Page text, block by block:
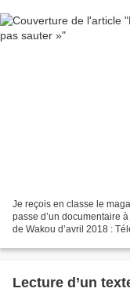
Je reçois en classe le
passe d’un documentaire
de Wakou d’avril 2018 :
Lecture d’un